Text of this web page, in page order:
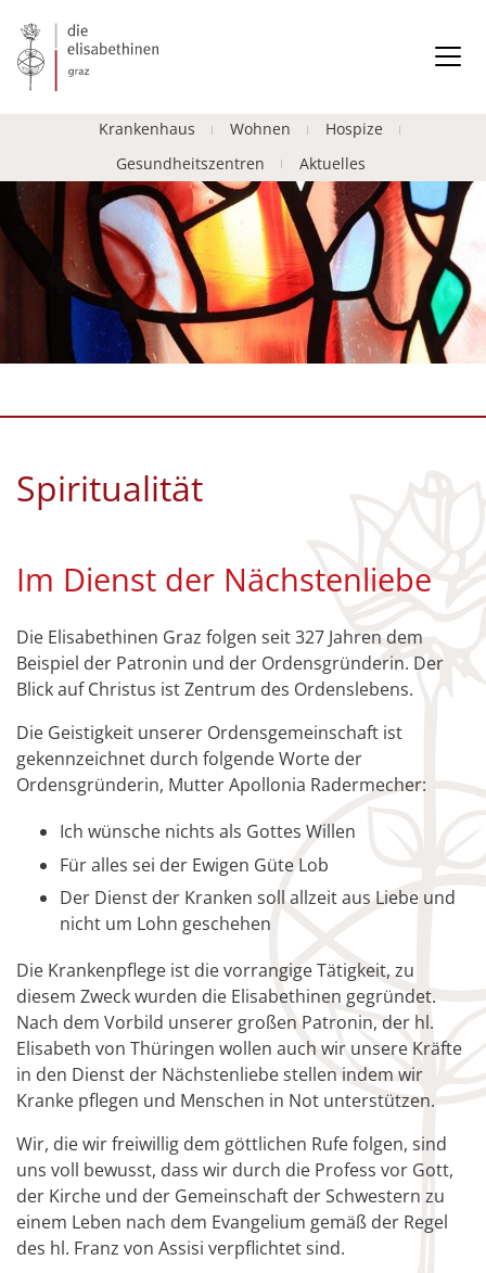
Krankenhaus Wohnen
Hospize
Gesundheitszentren
Aktuelles
Spiritualität
Im Dienst der Nächstenliebe
Die Elisabethinen Graz folgen seit 327 Jahren dem
Beispiel der Patronin und der Ordensgründerin. Der
Blick auf Christus ist Zentrum des Ordenslebens.
Die Geistigkeit unserer Ordensgemeinschaft ist
gekennzeichnet durch folgende Worte der
Ordensgründerin, Mutter Apollonia Radermecher:
Ich wünsche nichts als Gottes Willen
Für alles sei der Ewigen Güte Lob
Der Dienst der Kranken soll allzeit aus Liebe und
nicht um Lohn geschehen
Die Krankenpflege ist die vorrangige Tätigkeit, zu
diesem Zweck wurden die Elisabethinen gegründet.
Nach dem Vorbild unserer großen Patronin, der hl.
Elisabeth von Thüringen wollen auch wir unsere Kräfte
in den Dienst der Nächstenliebe stellen indem wir
Kranke pflegen und Menschen in Not unterstützen.
Wir, die wir freiwillig dem göttlichen Rufe folgen, sind
uns voll bewusst, dass wir durch die Profess vor Gott,
der Kirche und der Gemeinschaft der Schwestern zu
einem Leben nach dem Evangelium gemäß der Regel
des hl. Franz von Assisi verpflichtet sind.